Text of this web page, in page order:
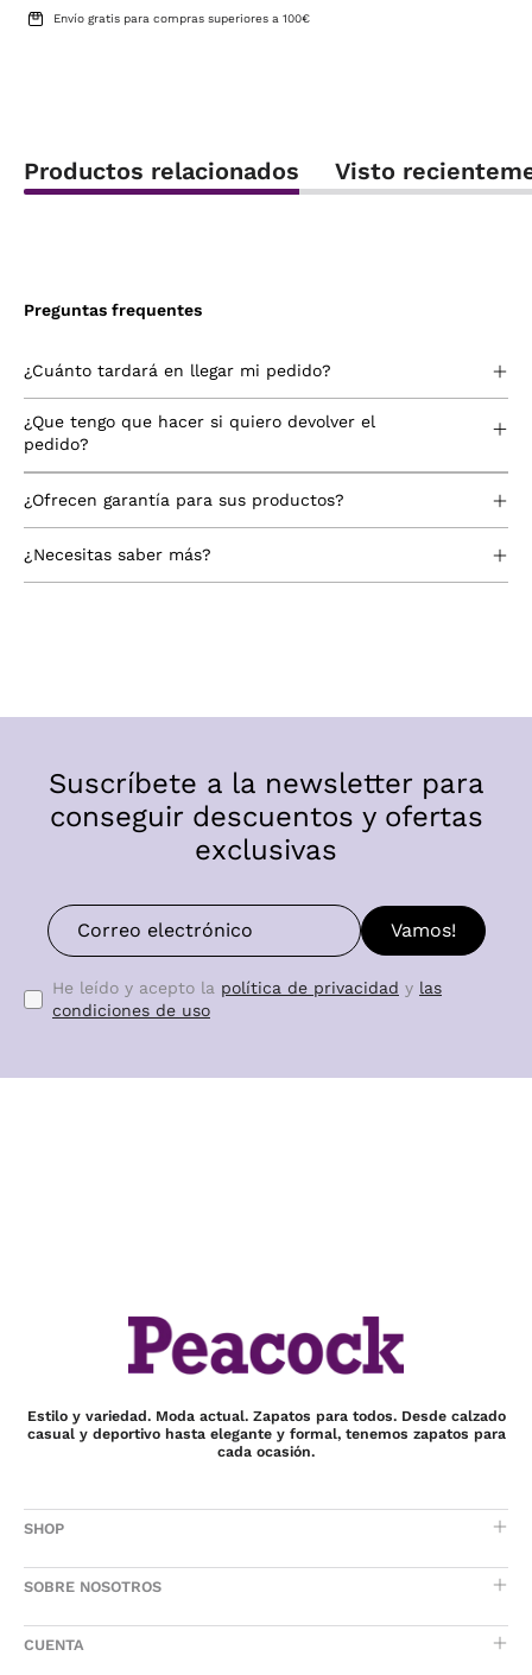
Envío gratis para compras superiores a 100€
Productos relacionados Visto
Preguntas frequentes
¿Cuánto tardará en llegar mi pedido?
¿Que tengo que hacer si quiero devolver el
pedido?
¿Ofrecen garantía para sus productos?
¿Necesitas saber más?
Suscríbete a la newsletter para
conseguir descuentos y ofertas
exclusivas
Vamos!
He leído y acepto la política de privacidad y las
condiciones de uso
Estilo y variedad. Moda actual. Zapatos para todos. Desde calzado
casual y deportivo hasta elegante y formal, tenemos zapatos para
cada ocasión.
SHOP
SOBRE NOSOTROS
CUENTA